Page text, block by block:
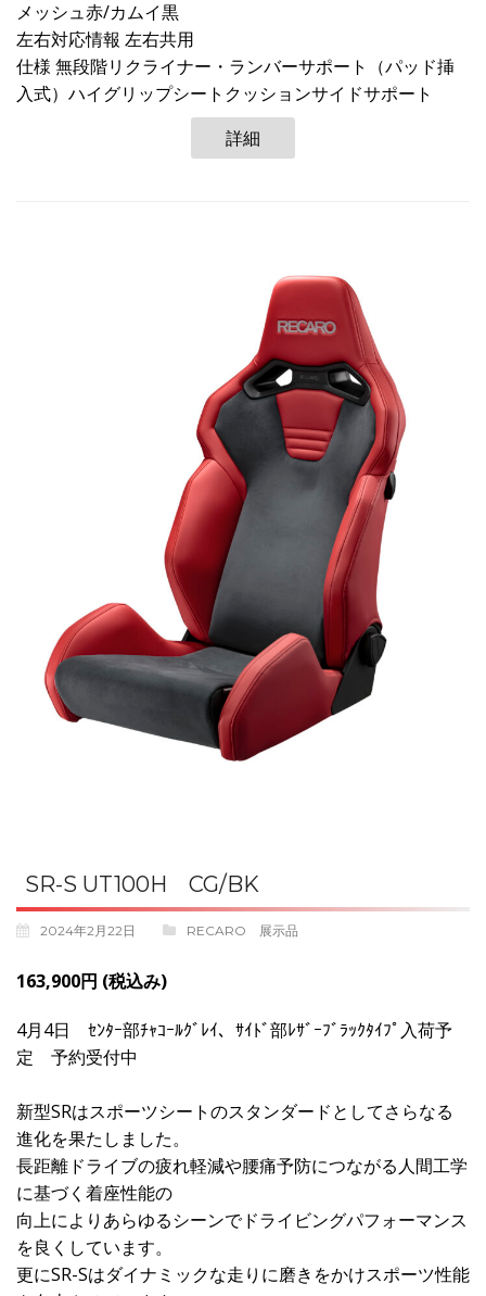
メッシュ赤/カムイ黒
左右対応情報 左右共用
仕様 無段階リクライナー・ランバーサポート（パッド挿
入式）ハイグリップシートクッションサイドサポート
詳細
SR-S UT100H CG/BK
2024年2月22日 RECARO 展示品
163,900円 (税込み)
4月4日 ｾﾝﾀｰ部ﾁｬｺｰﾙｸﾞﾚｲ、ｻｲﾄﾞ部ﾚｻﾞｰﾌﾞﾗｯｸﾀｲﾌﾟ入荷予
定 予約受付中
新型SRはスポーツシートのスタンダードとしてさらなる
進化を果たしました。
長距離ドライブの疲れ軽減や腰痛予防につながる人間工学
に基づく着座性能の
向上によりあらゆるシーンでドライビングパフォーマンス
を良くしています。
更にSR-Sはダイナミックな走りに磨きをかけスポーツ性能